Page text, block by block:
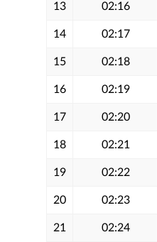
13 02:16
14 02:17
15 02:18
16 02:19
17 02:20
18 02:21
19 02:22
20 02:23
21 02:24